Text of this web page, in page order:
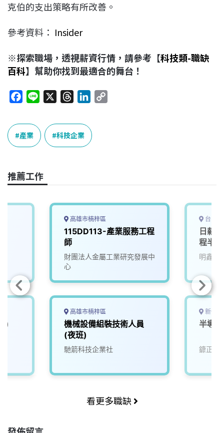
克伯的支出策略有所改善。
參考資料： Insider
※探索職場，透視薪資行情，請參考【科技類-職缺
百科】幫助你找到最適合的舞台！
c
e
b
o
k
e
r
e
a
k
n
k
產業 科技企業
推薦工作
)
高雄市楠梓區
115DD113-產業服務工程
師
財團法人金屬工業研究發展中
心
高雄市楠梓區
機械設備組裝技術人員
(夜班)
馳箭科技企業社
台中
日薪
程半
園區)-
入！
明鑫科
新竹
半導
鏮正實
看更多職缺